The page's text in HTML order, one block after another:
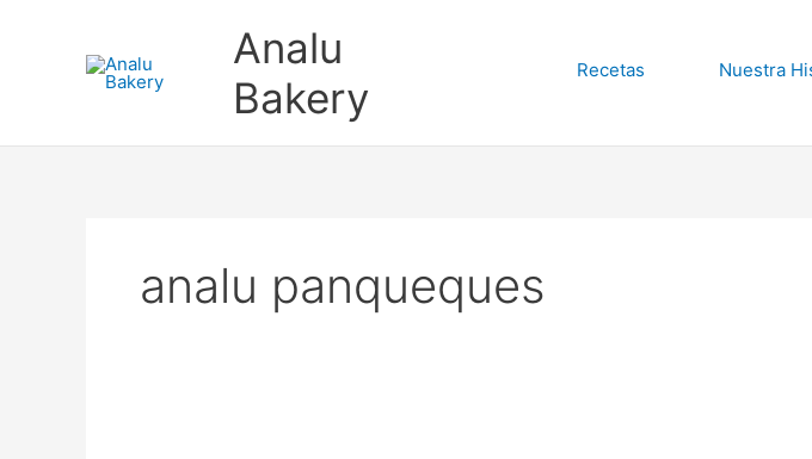
Analu
Bakery
Recetas Nuestra
analu panqueques